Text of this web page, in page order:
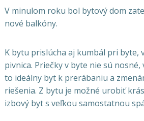
V minulom roku bol bytový dom
nové balkóny.
K bytu prislúcha aj kumbál pri byte,
pivnica. Priečky v byte nie sú
to ideálny byt k prerábaniu a
riešenia. Z bytu je možné urobiť
izbový byt s veľkou samostatnou